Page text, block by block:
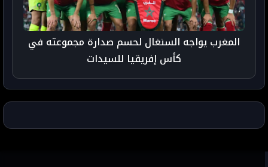
المغرب يواجه السنغال لحسم صدارة مجموعته في
كأس إفريقيا للسيدات